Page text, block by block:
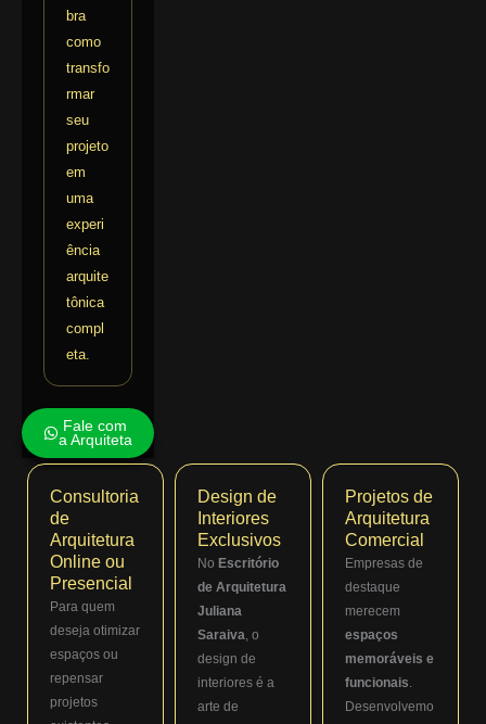
bra
como
transfo
rmar
seu
projeto
em
uma
experi
ência
arquite
tônica
compl
eta.
Fale com
a Arquiteta
Consultoria
de
Arquitetura
Online ou
Presencial
Para quem
deseja otimizar
espaços ou
repensar
projetos
Design de
Interiores
Exclusivos
No Escritório
de Arquitetura
Juliana
Saraiva, o
design de
interiores é a
arte de
Projetos de
Arquitetura
Comercial
Empresas de
destaque
merecem
espaços
memoráveis e
funcionais.
Desenvolvemo